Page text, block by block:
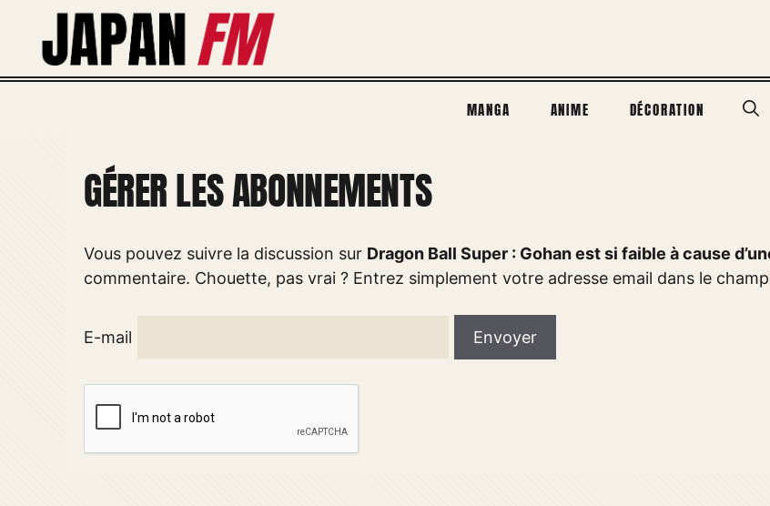
contenu
MANGA ANIME DÉCORATION
GÉRER LES ABONNEMENTS
Vous pouvez suivre la discussion sur Dragon Ball Super : Gohan est si faible à cause
commentaire. Chouette, pas vrai ? Entrez simplement votre adresse email dans le
E-mail